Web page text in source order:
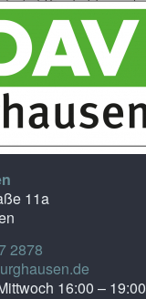
11a
2878
16:00 – 19:00